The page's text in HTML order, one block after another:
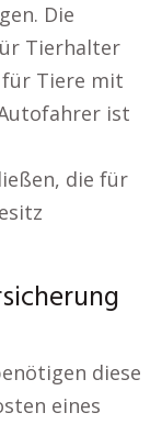
Die
Tierhalter
Tiere mit
ist
die für
diese
eines